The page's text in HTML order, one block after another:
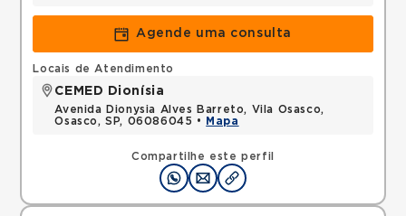
Agende uma consulta
Compartilhe este perfil
Locais de Atendimento
CEMED Dionísia
Avenida Dionysia Alves Barreto, Vila Osasco,
Osasco, SP, 06086045 •
Mapa